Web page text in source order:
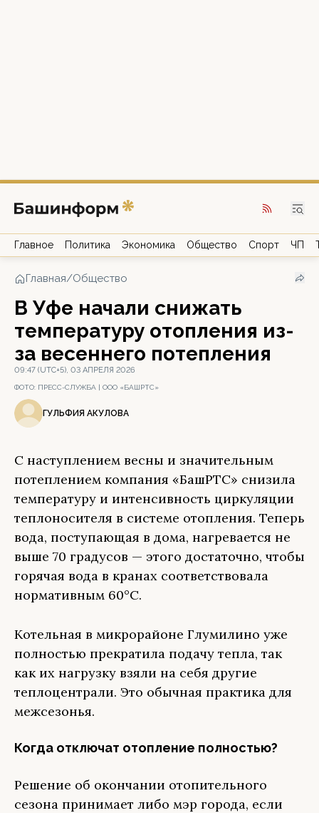
Главное Политика Экономика Общество Спорт ЧП
Главная/Общество
В Уфе начали снижать
температуру отопления из-
за весеннего потепления
09:47 (UTC+5), 03 АПРЕЛЯ 2026
ФОТО: ПРЕСС-СЛУЖБА | ООО «БАШРТС»
ГУЛЬФИЯ АКУЛОВА
С наступлением весны и значительным
потеплением компания «БашРТС» снизила
температуру и интенсивность циркуляции
теплоносителя в системе отопления. Теперь
вода, поступающая в дома, нагревается не
выше 70 градусов — этого достаточно, чтобы
горячая вода в кранах соответствовала
нормативным 60°C.
Котельная в микрорайоне Глумилино уже
полностью прекратила подачу тепла, так
как их нагрузку взяли на себя другие
теплоцентрали. Это обычная практика для
межсезонья.
Когда отключат отопление полностью?
Решение об окончании отопительного
сезона принимает либо мэр города, если